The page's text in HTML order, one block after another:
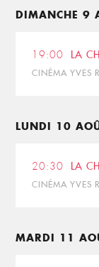
DIMANCHE 9
19:00 LA
CINÉMA YVES
LUNDI 10
20:30 LA
CINÉMA YVES
MARDI 11